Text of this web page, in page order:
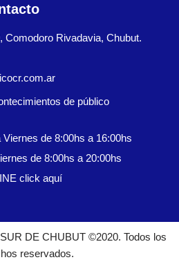
Comodoro Rivadavia, Chubut.
de público
de 8:00hs a 16:00hs
de 8:00hs a 20:00hs
click aquí
DE CHUBUT ©2020. Todos los
reservados.